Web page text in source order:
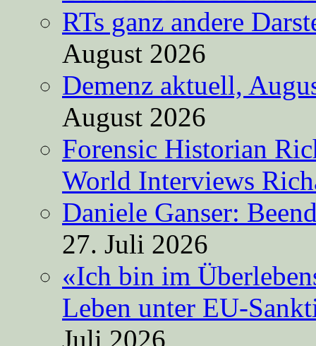
RTs ganz andere
August 2026
Demenz aktuell,
August 2026
Forensic Historian
World Interviews
Daniele Ganser:
27. Juli 2026
«Ich bin im
Leben unter EU-
Juli 2026